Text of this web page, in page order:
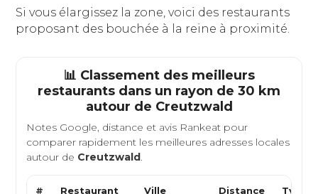
Si vous élargissez la zone, voici des restaurants
proposant des bouchée à la reine à proximité.
📊 Classement des meilleurs
restaurants dans un rayon de 30 km
autour de Creutzwald
Notes Google, distance et avis Rankeat pour
comparer rapidement les meilleures adresses locales
autour de Creutzwald.
# Restaurant Ville Distance Type